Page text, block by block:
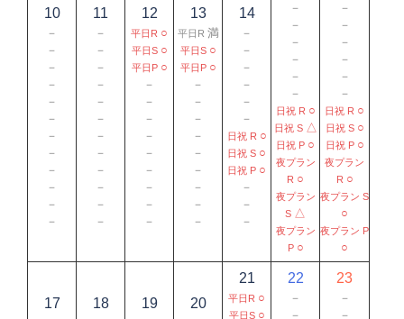
10
－
－
－
－
－
－
－
－
－
－
－
－
11
－
－
－
－
－
－
－
－
－
－
－
－
12
平日R ○
平日S ○
平日P ○
－
－
－
－
－
－
－
－
－
13
平日R 満
平日S ○
平日P ○
－
－
－
－
－
－
－
－
－
14
－
－
－
－
－
－
日祝 R ○
日祝 S ○
日祝 P ○
－
－
－
－
－
－
－
－
－
日祝 R ○
日祝 S △
日祝 P ○
夜プラン
R ○
夜プラン
S △
夜プラン
P ○
－
－
－
－
－
－
日祝 R ○
日祝 S ○
日祝 P ○
夜プラン
R ○
夜プラン S
○
夜プラン P
○
17 18 19 20
21
平日R ○
平日S ○
22
－
－
23
－
－